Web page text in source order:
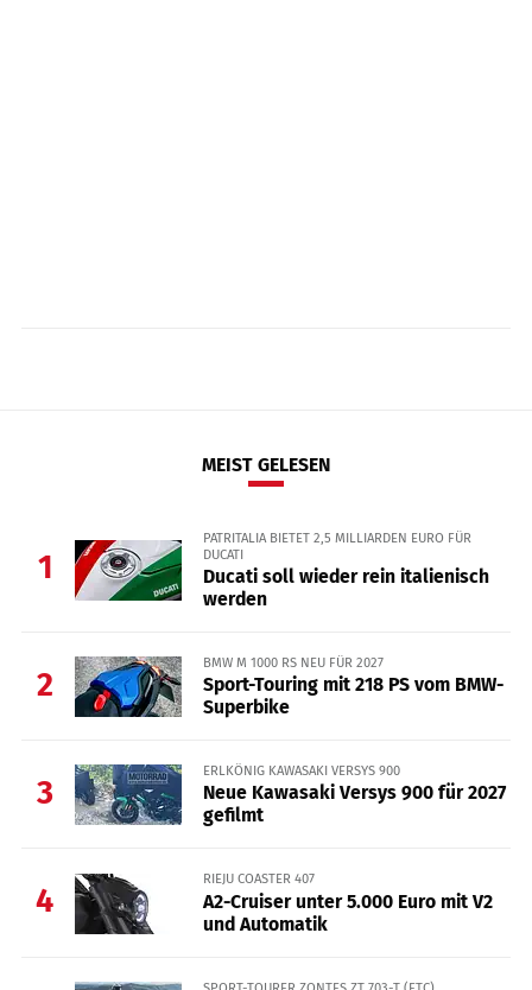
MEIST GELESEN
1
PATRITALIA BIETET 2,5 MILLIARDEN EURO FÜR
DUCATI
Ducati soll wieder rein italienisch
werden
2
BMW M 1000 RS NEU FÜR 2027
Sport-Touring mit 218 PS vom BMW-
Superbike
3
ERLKÖNIG KAWASAKI VERSYS 900
Neue Kawasaki Versys 900 für 2027
gefilmt
4
RIEJU COASTER 407
A2-Cruiser unter 5.000 Euro mit V2
und Automatik